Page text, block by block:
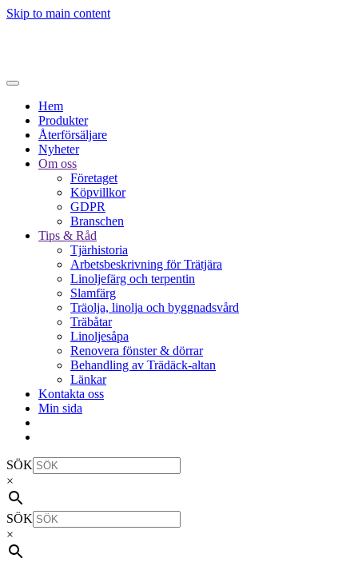
Skip to main content
Hem
Produkter
Återförsäljare
Nyheter
Om oss
Företaget
Köpvillkor
GDPR
Branschen
Tips & Råd
Tjärhistoria
Arbetsbeskrivning för Trätjära
Linoljefärg och terpentin
Slamfärg
Träolja, linolja och byggnadsvård
Träbåtar
Linoljesåpa
Renovera fönster & dörrar
Behandling av Trädäck-altan
Länkar
Kontakta oss
Min sida
SÖK
×
SÖK
×